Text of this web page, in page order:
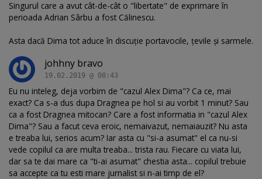
Singurul care a avut cât-de-cât o "libertate" de exprimare în
perioada Adrian Sârbu a fost Călinescu.
Asta dacă Dima tot aduce în discuție portavocile, țevile și sarmele.
johhny bravo
19.02.2019 @ 08:43
Eu nu inteleg, deja vorbim de "cazul Alex Dima"? Ca ce, mai
exact? Ca s-a dus dupa Dragnea pe hol si au vorbit 1 minut? Sau
ca a fost Dragnea mitocan? Care a fost informatia in "cazul Alex
Dima"? Sau a facut ceva eroic, nemaivazut, nemaiauzit? Nu asta
e treaba lui, serios acum? Iar asta cu "si-a asumat" el ca nu-si
vede copilul ca are multa treaba... trista rau. Fiecare cu viata lui,
dar sa te dai mare ca "ti-ai asumat" chestia asta... copilul trebuie
sa accepte ca tu esti mare jurnalist si n-ai timp de el?